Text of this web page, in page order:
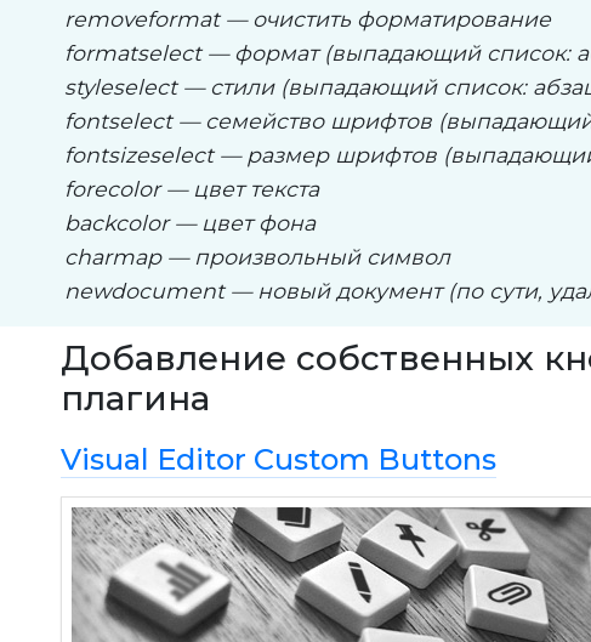
removeformat — очистить форматирование
formatselect — формат (выпадающий список:
styleselect — стили (выпадающий список:
fontselect — семейство шрифтов
fontsizeselect — размер шрифтов
forecolor — цвет текста
backcolor — цвет фона
charmap — произвольный символ
newdocument — новый документ (по сути,
Добавление собственных
плагина
Visual Editor Custom Buttons